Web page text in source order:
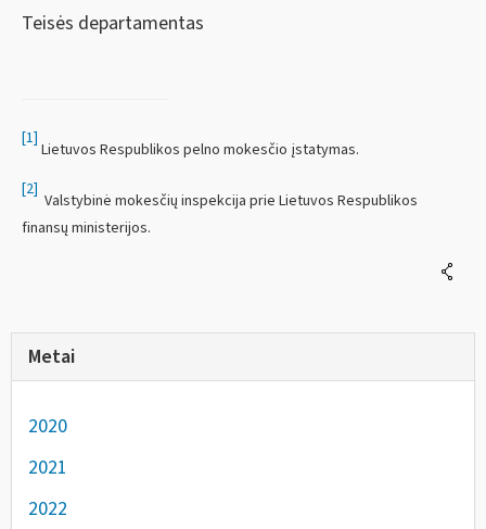
Teisės departamentas
[1]
Lietuvos Respublikos pelno mokesčio įstatymas.
[2]
Valstybinė mokesčių inspekcija prie Lietuvos Respublikos
finansų ministerijos.
Metai
2020
2021
2022